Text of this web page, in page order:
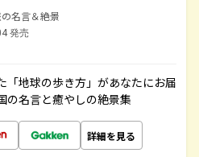
名言＆絶景
発売
「地球の歩き方」があなたにお届
の名言と癒やしの絶景集
詳細を見る